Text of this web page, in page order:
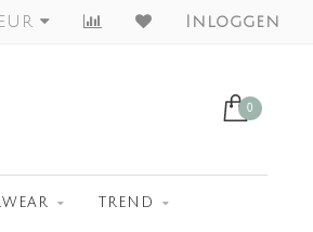
Shipment
EUR Inloggen
0
TREND